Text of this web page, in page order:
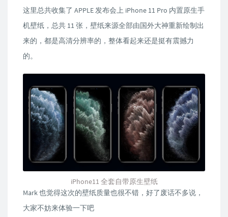
这里总共收集了 APPLE 发布会上 iPhone 11 Pro 内置原生手
机壁纸，总共 11 张，壁纸来源全部由国外大神重新绘制出
来的，都是高清分辨率的，整体看起来还是挺有震撼力
的。
iPhone11 全套自带原生壁纸
Mark 也觉得这次的壁纸质量也很不错，好了废话不多说，
大家不妨来体验一下吧